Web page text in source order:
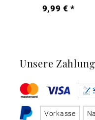
9,99 € *
Unsere
Vorkasse